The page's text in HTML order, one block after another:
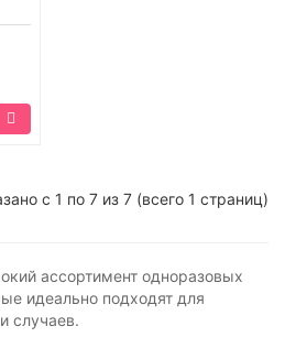
с 1 по 7 из 7 (всего 1 страниц)
ассортимент одноразовых
идеально подходят для
случаев.